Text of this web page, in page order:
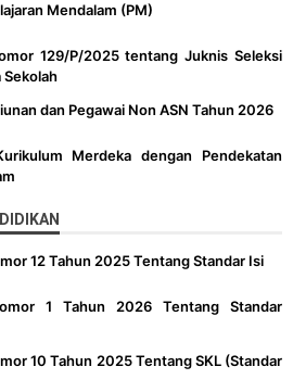
Mendalam (PM)
129/P/2025 tentang Juknis Seleksi
Sekolah
dan Pegawai Non ASN Tahun 2026
Merdeka dengan Pendekatan
12 Tahun 2025 Tentang Standar Isi
1 Tahun 2026 Tentang Standar
10 Tahun 2025 Tentang SKL (Standar